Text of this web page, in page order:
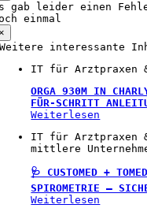
gab leider einen
einmal
Weitere interessante
IT für Arztpraxen
ORGA 930M IN
FÜR-SCHRITT
Weiterlesen
IT für Arztpraxen
mittlere
🩺 CUSTOMED +
SPIROMETRIE –
Weiterlesen